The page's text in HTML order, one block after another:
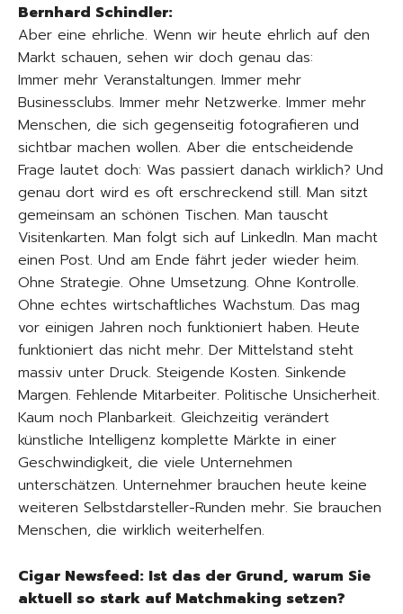
Bernhard Schindler:
Aber eine ehrliche. Wenn wir heute ehrlich auf den
Markt schauen, sehen wir doch genau das:
Immer mehr Veranstaltungen. Immer mehr
Businessclubs. Immer mehr Netzwerke. Immer mehr
Menschen, die sich gegenseitig fotografieren und
sichtbar machen wollen. Aber die entscheidende
Frage lautet doch: Was passiert danach wirklich? Und
genau dort wird es oft erschreckend still. Man sitzt
gemeinsam an schönen Tischen. Man tauscht
Visitenkarten. Man folgt sich auf LinkedIn. Man macht
einen Post. Und am Ende fährt jeder wieder heim.
Ohne Strategie. Ohne Umsetzung. Ohne Kontrolle.
Ohne echtes wirtschaftliches Wachstum. Das mag
vor einigen Jahren noch funktioniert haben. Heute
funktioniert das nicht mehr. Der Mittelstand steht
massiv unter Druck. Steigende Kosten. Sinkende
Margen. Fehlende Mitarbeiter. Politische Unsicherheit.
Kaum noch Planbarkeit. Gleichzeitig verändert
künstliche Intelligenz komplette Märkte in einer
Geschwindigkeit, die viele Unternehmen
unterschätzen. Unternehmer brauchen heute keine
weiteren Selbstdarsteller-Runden mehr. Sie brauchen
Menschen, die wirklich weiterhelfen.
Cigar Newsfeed: Ist das der Grund, warum Sie
aktuell so stark auf Matchmaking setzen?